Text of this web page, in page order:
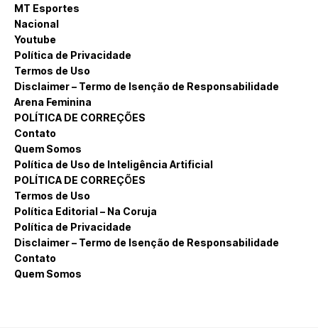
MT Esportes
Nacional
Youtube
Política de Privacidade
Termos de Uso
Disclaimer – Termo de Isenção de Responsabilidade
Arena Feminina
POLÍTICA DE CORREÇÕES
Contato
Quem Somos
Política de Uso de Inteligência Artificial
POLÍTICA DE CORREÇÕES
Termos de Uso
Política Editorial – Na Coruja
Política de Privacidade
Disclaimer – Termo de Isenção de Responsabilidade
Contato
Quem Somos